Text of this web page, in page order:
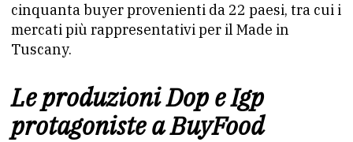
cinquanta buyer provenienti da 22 paesi, tra cui i
mercati più rappresentativi per il Made in
Tuscany.
Le produzioni Dop e Igp
protagoniste a BuyFood